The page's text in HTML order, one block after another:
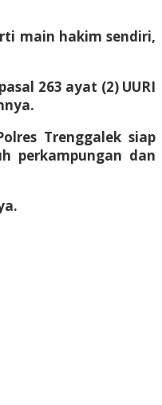
main hakim sendiri,
263 ayat (2) UURI
Trenggalek siap
perkampungan dan